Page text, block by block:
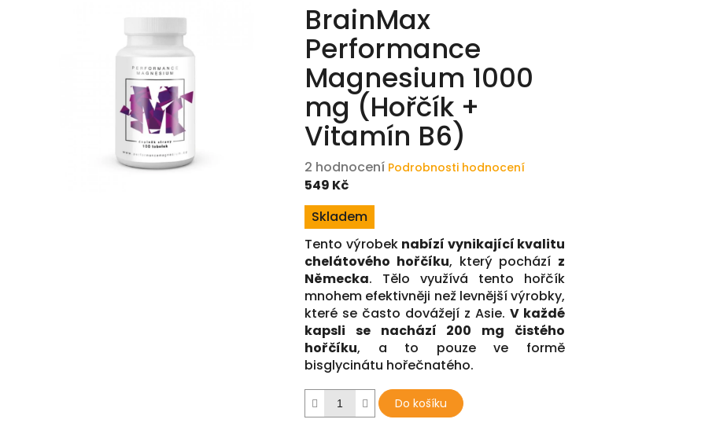
BrainMax
Performance
Magnesium 1000
mg (Hořčík +
Vitamín B6)
Průměrné
hodnocení
produktu
je
5,0
z
5
hvězdiček.
2 hodnocení Podrobnosti hodnocení
549 Kč
Měrná
cena:
Skladem
Tento výrobek nabízí vynikající kvalitu
chelátového hořčíku, který pochází z
Německa. Tělo využívá tento hořčík
mnohem efektivněji než levnější výrobky,
které se často dovážejí z Asie. V každé
kapsli se nachází 200 mg čistého
hořčíku, a to pouze ve formě
bisglycinátu hořečnatého.
Do košíku